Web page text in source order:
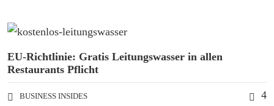
EU-Richtlinie: Gratis Leitungswasser in allen
Restaurants Pflicht
BUSINESS INSIDES 4